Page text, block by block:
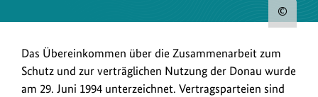
Bild
Das Übereinkommen über die Zusammenarbeit zum
Schutz und zur verträglichen Nutzung der Donau wurde
am 29. Juni 1994 unterzeichnet. Vertragsparteien sind